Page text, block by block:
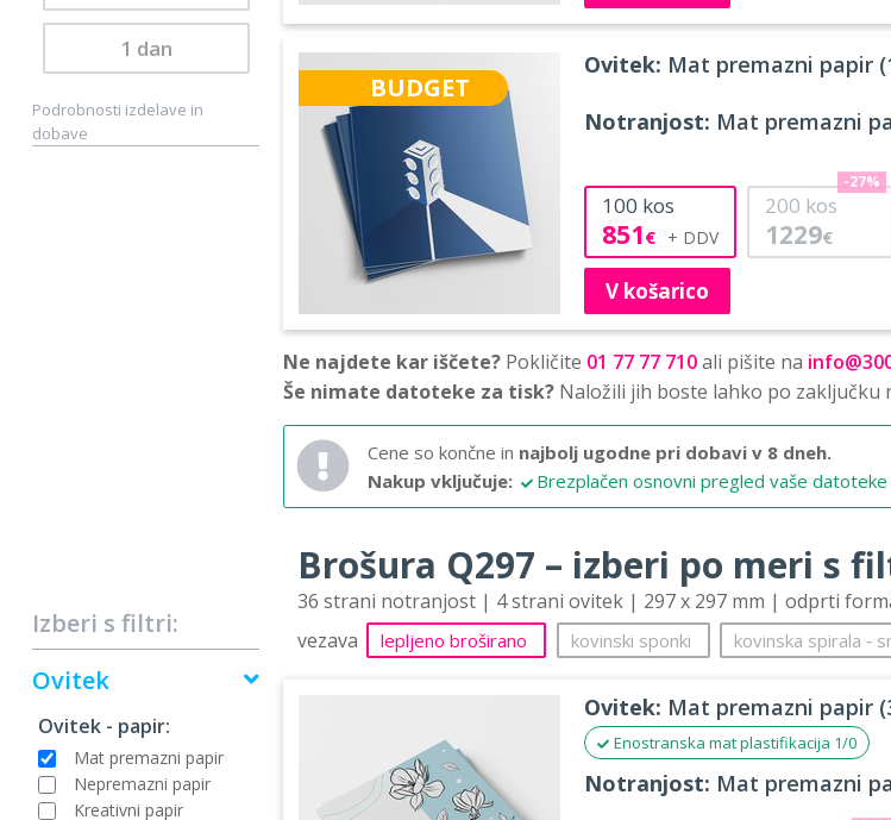
1 dan
Podrobnosti izdelave in
dobave
Izberi s filtri:
Ovitek
Ovitek - papir:
Mat premazni papir
Nepremazni papir
Kreativni papir
BUDGET
Ovitek: Mat premazni papir
Notranjost: Mat premazni
100 kos
851€
200 kos
1229€
-27%
V košarico
Ne najdete kar iščete? Pokličite 01 77 77 710ali pišite na
Še nimate datoteke za tisk? Naložili jih boste lahko po zaključku
Cene so končne in najbolj ugodne pri dobavi v 8 dneh.
Nakup vključuje:
Brezplačen osnovni pregled vaše datoteke
Brošura Q297 – izberi po meri s
36 strani notranjost | 4 strani ovitek | 297 x 297 mm | odprti
vezava
lepljeno broširano kovinski sponki kovinska spirala ‐
Ovitek: Mat premazni papir
Enostranska mat plastifikacija 1/0
Notranjost: Mat premazni